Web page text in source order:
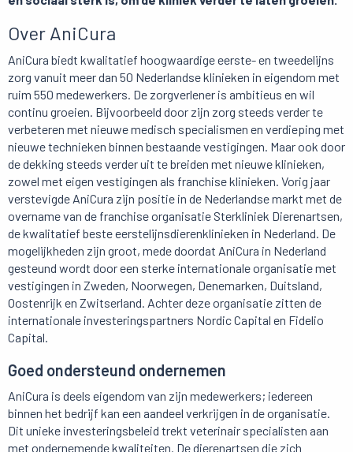
Over AniCura
AniCura biedt kwalitatief hoogwaardige eerste- en tweedelijns
zorg vanuit meer dan 50 Nederlandse klinieken in eigendom met
ruim 550 medewerkers. De zorgverlener is ambitieus en wil
continu groeien. Bijvoorbeeld door zijn zorg steeds verder te
verbeteren met nieuwe medisch specialismen en verdieping met
nieuwe technieken binnen bestaande vestigingen. Maar ook door
de dekking steeds verder uit te breiden met nieuwe klinieken,
zowel met eigen vestigingen als franchise klinieken. Vorig jaar
verstevigde AniCura zijn positie in de Nederlandse markt met de
overname van de franchise organisatie Sterkliniek Dierenartsen,
de kwalitatief beste eerstelijnsdierenklinieken in Nederland. De
mogelijkheden zijn groot, mede doordat AniCura in Nederland
gesteund wordt door een sterke internationale organisatie met
vestigingen in Zweden, Noorwegen, Denemarken, Duitsland,
Oostenrijk en Zwitserland. Achter deze organisatie zitten de
internationale investeringspartners Nordic Capital en Fidelio
Capital.
Goed ondersteund ondernemen
AniCura is deels eigendom van zijn medewerkers; iedereen
binnen het bedrijf kan een aandeel verkrijgen in de organisatie.
Dit unieke investeringsbeleid trekt veterinair specialisten aan
met ondernemende kwaliteiten. De dierenartsen die zich